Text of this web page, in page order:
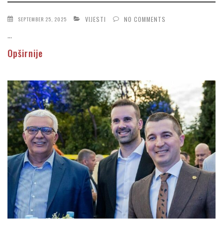
SEPTEMBER 25, 2025 VIJESTI NO COMMENTS
...
Opširnije